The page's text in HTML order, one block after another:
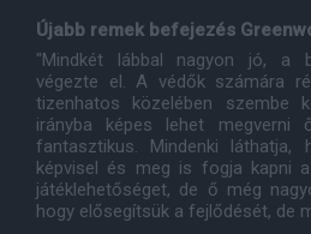
Újabb remek befejezés
"Mindkét lábbal nagyon jó, a
végezte el. A védők számára
tizenhatos közelében szembe
irányba képes lehet megverni
fantasztikus. Mindenki láthatja,
képvisel és meg is fogja kapni
játéklehetőséget, de ő még
hogy elősegítsük a fejlődését, de